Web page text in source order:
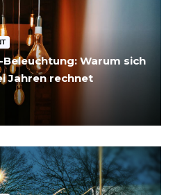
Warum sich
Jahren rechnet